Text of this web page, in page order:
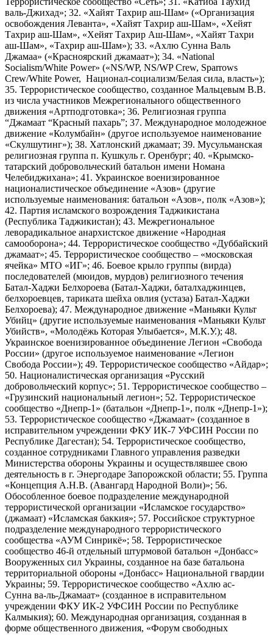
валь-Джихад»; 32. «Хайят Тахрир аш-Шам» («Организация
освобождения Леванта», «Хайят Тахрир аш-Шам», «Хейят
Тахрир аш-Шам», «Хейят Тахрир Аш-Шам», «Хайят Тахри
аш-Шам», «Тахрир аш-Шам»); 33. «Ахлю Сунна Валь
Джамаа» («Красноярский джамаат»); 34. «National
Socialism/White Power» («NS/WP, NS/WP Crew, Sparrows
Crew/White Power, Национал-социализм/Белая сила, власть»);
35. Террористическое сообщество, созданное Мальцевым В.В.
из числа участников Межрегионального общественного
движения «Артподготовка»; 36. Религиозная группа
“Джамаат “Красный пахарь”; 37. Международное молодежное
движение «Колумбайн» (другое используемое наименование
«Скулшутинг»); 38. Хатлонский джамаат; 39. Мусульманская
религиозная группа п. Кушкуль г. Оренбург; 40. «Крымско-
татарский добровольческий батальон имени Номана
Челебиджихана»; 41. Украинское военизированное
националистическое объединение «Азов» (другие
используемые наименования: батальон «Азов», полк «Азов»);
42. Партия исламского возрождения Таджикистана
(Республика Таджикистан); 43. Межрегиональное
леворадикальное анархистское движение «Народная
самооборона»; 44. Террористическое сообщество «Дуббайский
джамаат»; 45. Террористическое сообщество – «московская
ячейка» МТО «ИГ»; 46. Боевое крыло группы (вирда)
последователей (мюидов, мурдов) религиозного течения
Батал-Хаджи Белхороева (Батал-Хаджи, баталхаджинцев,
белхороевцев, тариката шейха овлия (устаза) Батал-Хаджи
Белхороева); 47. Международное движение «Маньяки Культ
Убийц» (другие используемые наименования «Маньяки Культ
Убийств», «Молодёжь Которая Улыбается», М.К.У.); 48.
Украинское военизированное объединение Легион «Свобода
России» (другое используемое наименование «Легион
Свобода России»); 49. Террористическое сообщество «Айдар»;
50. Националистическая организация «Русский
добровольческий корпус»; 51. Террористическое сообщество –
«Грузинский национальный легион»; 52. Террористическое
сообщество «Днепр-1» (батальон «Днепр-1», полк «Днепр-1»);
53. Террористическое сообщество «Джамаат» (созданное в
исправительном учреждении ФКУ ИК-7 УФСИН России по
Республике Дагестан); 54. Террористическое сообщество,
созданное сотрудниками Главного управления разведки
Министерства обороны Украины и осуществлявшее свою
деятельность в г. Энергодаре Запорожской области; 55. Группа
«Концепция А.Н.В. (Авангард Народной Воли)»; 56.
Обособленное боевое подразделение международной
террористической организации «Исламское государство»
(джамаат) «Исламская баккия»; 57. Российское структурное
подразделение международного террористического
сообщества «АУМ Синрикё»; 58. Террористическое
сообщество 46-й отдельный штурмовой батальон «Донбасс»
Вооруженных сил Украины, созданное на базе батальона
территориальной обороны «Донбасс» Национальной гвардии
Украины; 59. Террористическое сообщество «Ахлю ас-
Сунна ва-ль-Джамаат» (созданное в исправительном
учреждении ФКУ ИК-2 УФСИН России по Республике
Калмыкия); 60. Международная организация, созданная в
форме общественного движения, «Форум свободных